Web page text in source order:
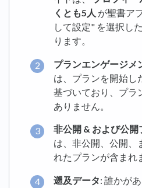
くとも5人 が聖書ア
して設定" を選択し
ります。
プランエンゲージメ
は、プランを開始し
基づいており、プラ
ありません。
非公開 & および公開
は、非公開、公開、
れたプランが含まれ
遡及データ: 誰かが